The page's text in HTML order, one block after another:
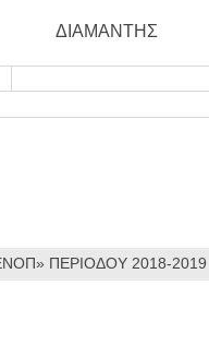
ΔΙΑΜΑΝΤΗΣ
ΠΕΡΙΟΔΟΥ 2018-2019